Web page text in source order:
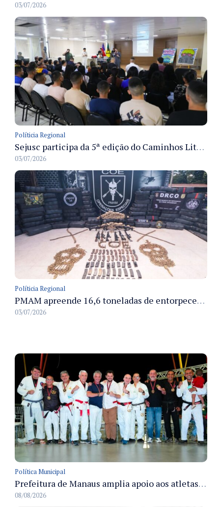
03/07/2026
Políticia Regional
Sejusc participa da 5ª edição do Caminhos Literários com foco na cultura hip-hop nas unidades socioeducativas
03/07/2026
Políticia Regional
PMAM apreende 16,6 toneladas de entorpecentes e registra aumento nas prisões em flagrante e nas capturas de foragidos no primeiro semestre de 2026
03/07/2026
Política Municipal
Prefeitura de Manaus amplia apoio aos atletas de 100 para 150 beneficiados a partir do próximo ano
08/08/2026